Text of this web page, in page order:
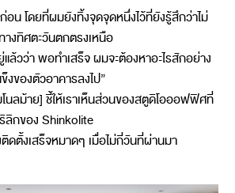
อน โดยที่ผมยังทิ้งจุดจุดหนึ่งไว้ที่ยังรู้สึกว่าไม่
งทิศตะวันตกตรงเหนือ
ล้วว่า พอทำเสร็จ ผมจะต้องหาอะไรสักอย่าง
ของตัวอาคารลงไป”
นลม้าย] ชี้ให้เราเห็นส่วนของสตูดิโอออฟฟิศที่
ลิกของ Shinkolite
ดตั้งเสร็จหมาดๆ เมื่อไม่กี่วันที่ผ่านมา